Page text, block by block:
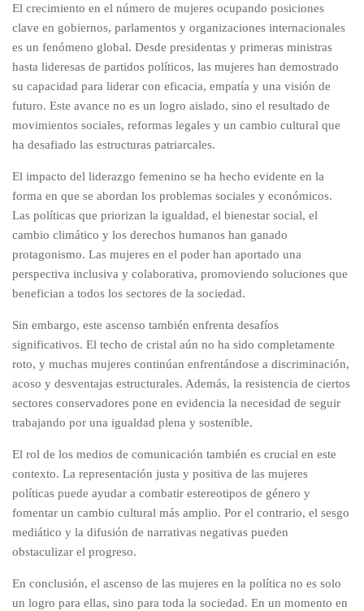
El crecimiento en el número de mujeres ocupando posiciones
clave en gobiernos, parlamentos y organizaciones internacionales
es un fenómeno global. Desde presidentas y primeras ministras
hasta lideresas de partidos políticos, las mujeres han demostrado
su capacidad para liderar con eficacia, empatía y una visión de
futuro. Este avance no es un logro aislado, sino el resultado de
movimientos sociales, reformas legales y un cambio cultural que
ha desafiado las estructuras patriarcales.
El impacto del liderazgo femenino se ha hecho evidente en la
forma en que se abordan los problemas sociales y económicos.
Las políticas que priorizan la igualdad, el bienestar social, el
cambio climático y los derechos humanos han ganado
protagonismo. Las mujeres en el poder han aportado una
perspectiva inclusiva y colaborativa, promoviendo soluciones que
benefician a todos los sectores de la sociedad.
Sin embargo, este ascenso también enfrenta desafíos
significativos. El techo de cristal aún no ha sido completamente
roto, y muchas mujeres continúan enfrentándose a discriminación,
acoso y desventajas estructurales. Además, la resistencia de ciertos
sectores conservadores pone en evidencia la necesidad de seguir
trabajando por una igualdad plena y sostenible.
El rol de los medios de comunicación también es crucial en este
contexto. La representación justa y positiva de las mujeres
políticas puede ayudar a combatir estereotipos de género y
fomentar un cambio cultural más amplio. Por el contrario, el sesgo
mediático y la difusión de narrativas negativas pueden
obstaculizar el progreso.
En conclusión, el ascenso de las mujeres en la política no es solo
un logro para ellas, sino para toda la sociedad. En un momento en